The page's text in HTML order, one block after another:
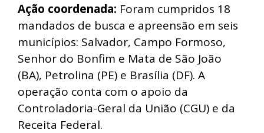
Ação coordenada: Foram cumpridos 18
mandados de busca e apreensão em seis
municípios: Salvador, Campo Formoso,
Senhor do Bonfim e Mata de São João
(BA), Petrolina (PE) e Brasília (DF). A
operação conta com o apoio da
Controladoria-Geral da União (CGU) e da
Receita Federal.